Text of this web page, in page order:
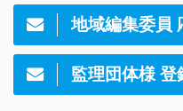
地域編集委員
監理団体様 登